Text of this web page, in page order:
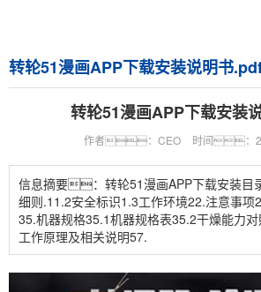
转轮51漫画APP下载安装说明书
转轮51漫画APP下载安装
作者：CEO 时间：
信息摘要：转轮51漫画APP下载安装目
细则.11.2安全标识1.3工作环境22.注意事项
35.机器规格35.1机器规格表35.2干燥能力
工作原理及相关说明57.